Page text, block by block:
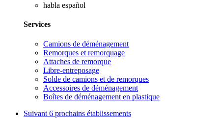
habla español
Services
Camions de déménagement
Remorques et remorquage
Attaches de remorque
Libre-entreposage
Solde de camions et de remorques
Accessoires de déménagement
Boîtes de déménagement en plastique
Suivant 6 prochains établissements